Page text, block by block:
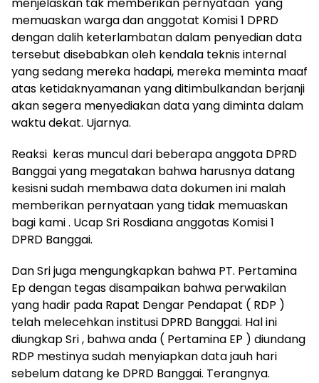
menjelaskan tak memberikan pernyataan yang
memuaskan warga dan anggotat Komisi 1 DPRD
dengan dalih keterlambatan dalam penyedian data
tersebut disebabkan oleh kendala teknis internal
yang sedang mereka hadapi, mereka meminta maaf
atas ketidaknyamanan yang ditimbulkandan berjanji
akan segera menyediakan data yang diminta dalam
waktu dekat. Ujarnya.
Reaksi keras muncul dari beberapa anggota DPRD
Banggai yang megatakan bahwa harusnya datang
kesisni sudah membawa data dokumen ini malah
memberikan pernyataan yang tidak memuaskan
bagi kami . Ucap Sri Rosdiana anggotas Komisi 1
DPRD Banggai.
Dan Sri juga mengungkapkan bahwa PT. Pertamina
Ep dengan tegas disampaikan bahwa perwakilan
yang hadir pada Rapat Dengar Pendapat ( RDP )
telah melecehkan institusi DPRD Banggai. Hal ini
diungkap Sri , bahwa anda ( Pertamina EP ) diundang
RDP mestinya sudah menyiapkan data jauh hari
sebelum datang ke DPRD Banggai. Terangnya.